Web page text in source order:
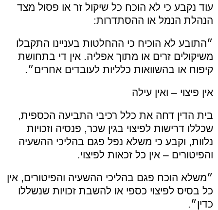
עוד נקבע כי לא הוכח כל שיקול זר או פסול מצד
הנהלת הנמל או ההסתדרות:
״התובע לא הוכיח כי ההחלטות בעניינו התקבלו
משיקולים זרים או מתוך אפליה. אין די בתחושת
קיפוח או בהשוואות כלליות לעובדים אחרים״.
אין פיצוי – ואין עילה
בית הדין דחה את כלל רכיבי התביעה הכספית,
שכללו דרישות לפיצוי בגין שכר, פנסיה וזכויות
נלוות, וקבע כי משלא נפל פגם בהליכי ההשעיה
והפיטורים – אין כל זכאות לפיצוי.
״משלא הוכח פגם בהליכי ההשעיה והפיטורים, אין
כל בסיס לפיצוי כספי או להשבת זכויות שנשללו
כדין״.